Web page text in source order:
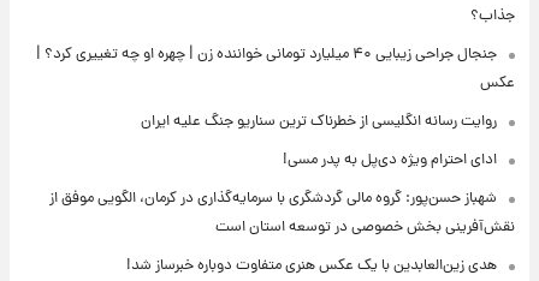
جذاب؟
جنجال جراحی زیبایی ۴۰ میلیارد تومانی خواننده زن | چهره او چه تغییری کرد؟ |
عکس
روایت رسانه انگلیسی از خطرناک ترین سناریو جنگ علیه ایران
ادای احترام ویژه دی‌پل به پدر مسی!
شهباز حسن‌پور: گروه مالی گردشگری با سرمایه‌گذاری در کرمان، الگویی موفق از
نقش‌آفرینی بخش خصوصی در توسعه استان است
هدی زین‌العابدین با یک عکس هنری متفاوت دوباره خبرساز شد!